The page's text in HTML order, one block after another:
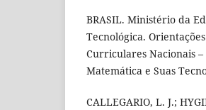
BRASIL. Ministério da
Tecnológica.
Curriculares Nacionais –
Matemática e Suas
CALLEGARIO, L. J.;